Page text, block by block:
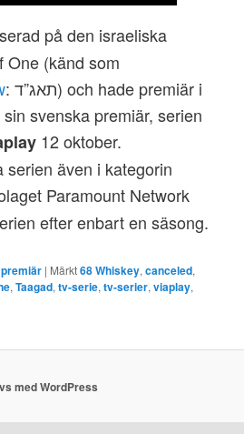
på den israeliska
One (känd som
: תאג”ד‎) och hade premiär i
svenska premiär, serien
12 oktober.
serien även i kategorin
Paramount Network
efter enbart en säsong.
| Märkt68 Whiskey,canceled,
,Taagad,tv-serie,tv-serier,viaplay,
med WordPress